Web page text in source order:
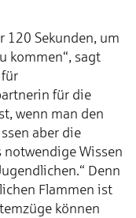
120 Sekunden, um
kommen“, sagt
für die
wenn man den
aber die
notwendige Wissen
Denn
Flammen ist
können